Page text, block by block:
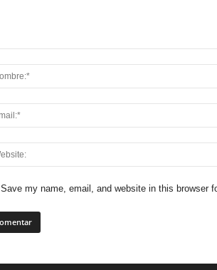
Save my name, email, and website in this browser